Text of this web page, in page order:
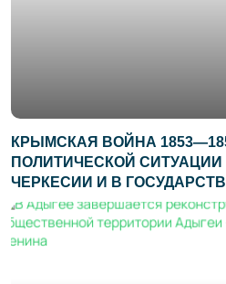
КРЫМСКАЯ ВОЙНА
ПОЛИТИЧЕСКОЙ
ЧЕРКЕСИИ И В